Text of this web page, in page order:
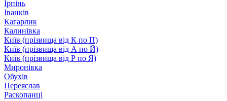
Ірпінь
Іванків
Кагарлик
Калинівка
Київ (прізвища від К по П)
Київ (прізвища від А по Й)
Київ (прізвища від Р по Я)
Миронівка
Обухів
Переяслав
Раскопанці